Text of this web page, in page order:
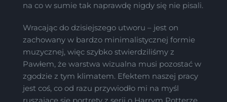
na co w sumie tak naprawdę nigdy się nie pisali.
Wracając do dzisiejszego utworu – jest on
zachowany w bardzo minimalistycznej formie
muzycznej, więc szybko stwierdziliśmy z
Pawłem, że warstwa wizualna musi pozostać w
zgodzie z tym klimatem. Efektem naszej pracy
jest coś, co od razu przywiodło mi na myśl